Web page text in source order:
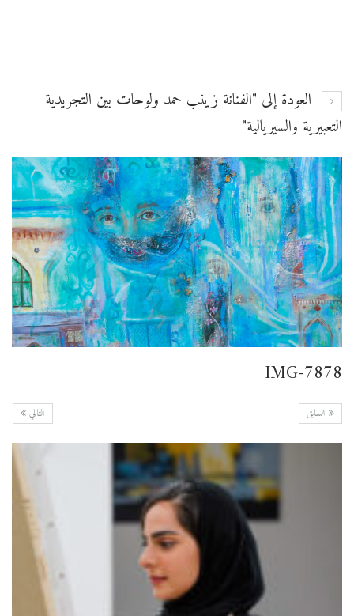
العودة إلى "الفنانة زينب حمد ولوحات بين التجريدية
التعبيرية والسيريالية"
IMG-7878
التالي السابق